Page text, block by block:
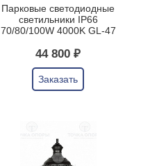
Парковые светодиодные
светильники IP66
70/80/100W 4000K GL-47
44 800 ₽
Заказать